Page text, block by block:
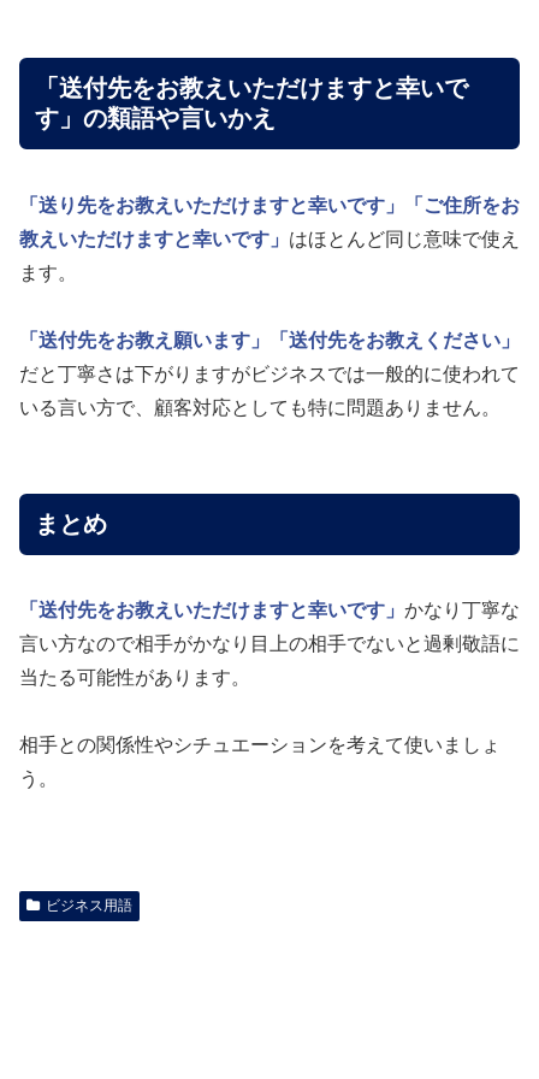
「送付先をお教えいただけますと幸いで
す」の類語や言いかえ
「送り先をお教えいただけますと幸いです」
「ご住所をお
教えいただけますと幸いです」 はほとんど同じ意味で使え
ます。
「送付先をお教え願います」
「送付先をお教えください」
だと丁寧さは下がりますがビジネスでは一般的に使われて
いる言い方で、顧客対応としても特に問題ありません。
まとめ
「送付先をお教えいただけますと幸いです」 かなり丁寧な
言い方なので相手がかなり目上の相手でないと過剰敬語に
当たる可能性があります。
相手との関係性やシチュエーションを考えて使いましょ
う。
ビジネス用語